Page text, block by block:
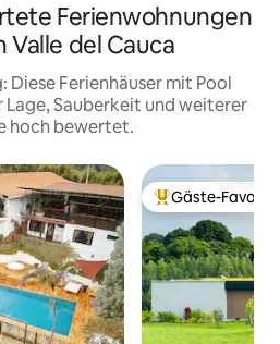
Ferienwohnungen
Valle del Cauca
Diese Ferienhäuser mit Pool
Sauberkeit und weiterer
hoch bewertet.
Beliebter Gäste-
Gäste-Favorit